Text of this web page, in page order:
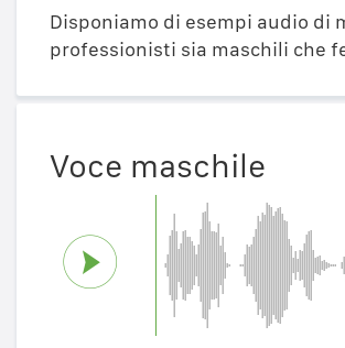
Disponiamo di esempi audio di
professionisti sia maschili che
Voce maschile